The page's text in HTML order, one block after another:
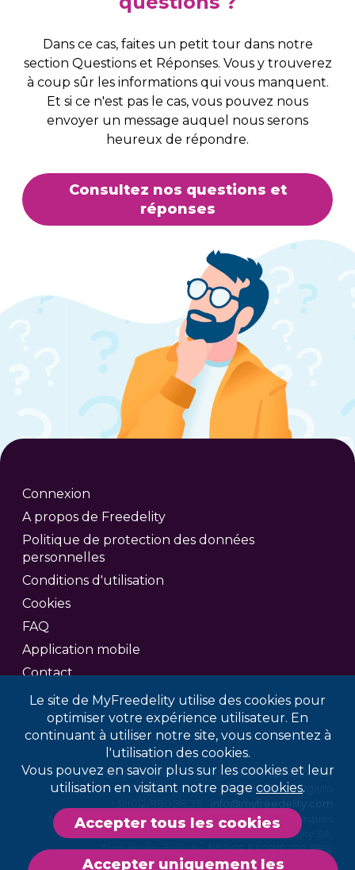
Le site de MyFreedelity utilise des cookies pour
optimiser votre expérience utilisateur. En
continuant à utiliser notre site, vous consentez à
l'utilisation des cookies.
Vous pouvez en savoir plus sur les cookies et leur
utilisation en visitant notre page cookies.
Accepter tous les cookies
Accepter uniquement les
Dans ce cas, faites un petit tour dans notre
section Questions et Réponses. Vous y trouverez
à coup sûr les informations qui vous manquent.
Et si ce n'est pas le cas, vous pouvez nous
envoyer un message auquel nous serons
heureux de répondre.
Consultez nos questions et
réponses
Connexion
A propos de Freedelity
Politique de protection des données
personnelles
Conditions d'utilisation
Cookies
FAQ
Application mobile
Contact
© 2026 Freedelity SA/NV — 7, Rue Altiero Spinelli - 1401
Nivelles, Belgium
info@myfreedelity.com
MyFreedelity et le logo MyFreedelity sont des marques
déposées de Freedelity SA.
Tous droits réservés. N° BCE BE0818.399.886.